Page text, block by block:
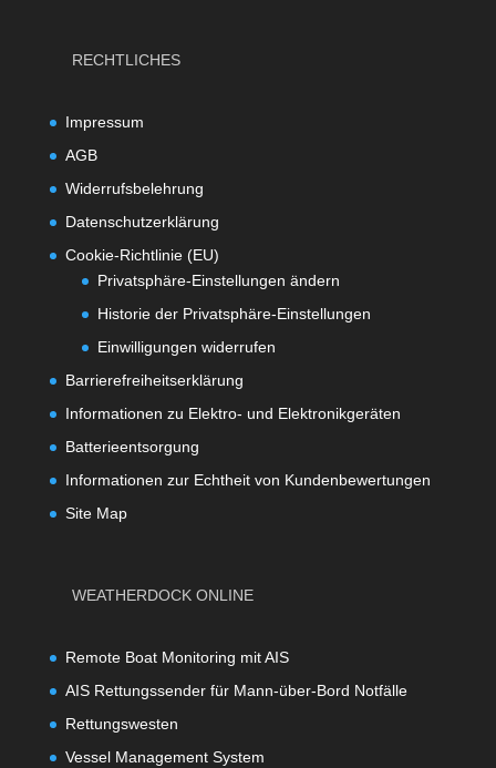
RECHTLICHES
Impressum
AGB
Widerrufsbelehrung
Datenschutzerklärung
Cookie-Richtlinie (EU)
Privatsphäre-Einstellungen ändern
Historie der Privatsphäre-Einstellungen
Einwilligungen widerrufen
Barrierefreiheitserklärung
Informationen zu Elektro- und Elektronikgeräten
Batterieentsorgung
Informationen zur Echtheit von Kundenbewertungen
Site Map
WEATHERDOCK ONLINE
Remote Boat Monitoring mit AIS
AIS Rettungssender für Mann-über-Bord Notfälle
Rettungswesten
Vessel Management System